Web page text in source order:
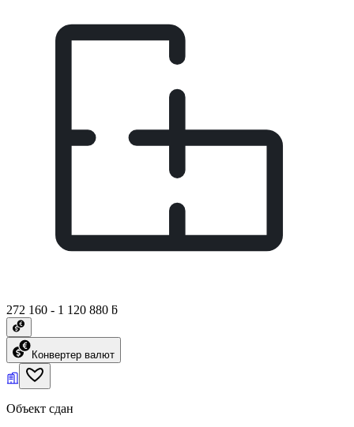
272 160 - 1 120 880 ƃ
Конвертер валют
Объект сдан